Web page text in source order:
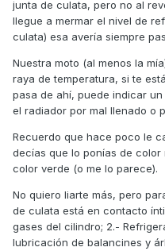
junta de culata, pero no al
llegue a mermar el nivel de
culata) esa avería siempre
Nuestra moto (al menos la
raya de temperatura, si te
pasa de ahí, puede indicar
el radiador por mal llenado o
Recuerdo que hace poco le
decías que lo ponías de
color verde (o me lo parece).
No quiero liarte más, pero
de culata está en contacto
gases del cilindro; 2.-
lubricación de balancines y